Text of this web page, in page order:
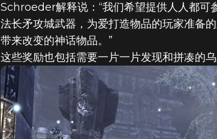
Schroeder解释说：“我们希望提供人人都可
法长矛攻城武器，为爱打造物品的玩家准备
带来改变的神话物品。”
这些奖励也包括需要一片一片发现和拼凑的